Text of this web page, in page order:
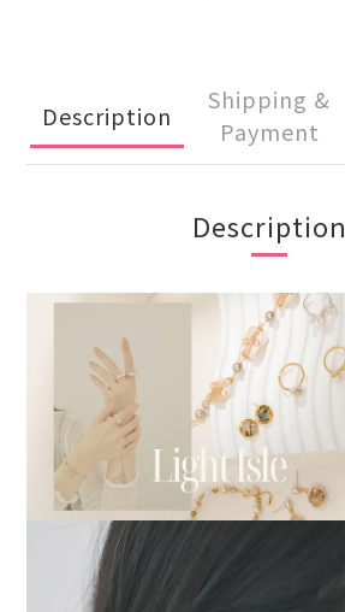
Description
Shipping &
Payment
Description